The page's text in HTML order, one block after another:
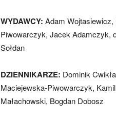
WYDAWCY: Adam Wojtasiewicz,
Piwowarczyk, Jacek Adamczyk,
Sołdan
DZIENNIKARZE: Dominik
Maciejewska-Piwowarczyk, Kamil
Małachowski, Bogdan Dobosz